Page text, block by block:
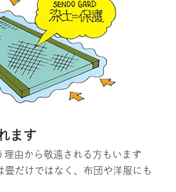
ます
理由から敬遠される方もいます
畳だけではなく、布団や洋服にも